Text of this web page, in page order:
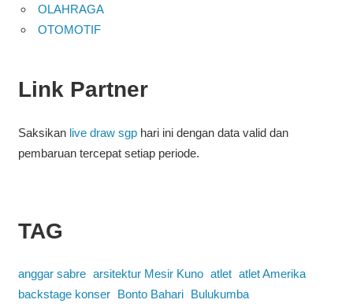
OLAHRAGA
OTOMOTIF
Link Partner
Saksikan live draw sgphari ini dengan data valid dan
pembaruan tercepat setiap periode.
TAG
anggar sabre arsitektur Mesir Kuno atlet atlet Amerika
backstage konser
Bonto Bahari
Bulukumba